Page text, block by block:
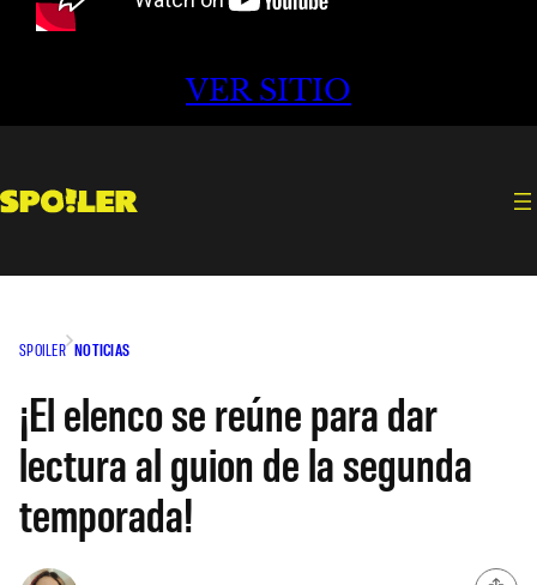
VER SITIO
SPOILER NOTICIAS
¡El elenco se reúne para dar
lectura al guion de la segunda
temporada!